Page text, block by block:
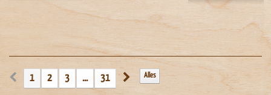
Alles
1 2 3 ... 31